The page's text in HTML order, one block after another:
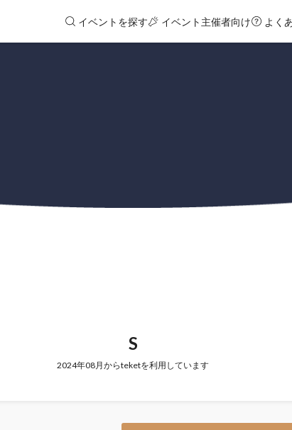
イベントを探す イベント主催者向け よく
S
2024年08月からteketを利用しています